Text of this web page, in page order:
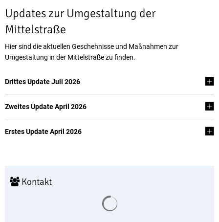
Updates zur Umgestaltung der
Mittelstraße
Hier sind die aktuellen Geschehnisse und Maßnahmen zur
Umgestaltung in der Mittelstraße zu finden.
Drittes Update Juli 2026
Zweites Update April 2026
Erstes Update April 2026
Kontakt